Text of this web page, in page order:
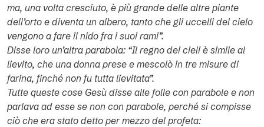
ma, una volta cresciuto, è più grande delle altre piante
dell’orto e diventa un albero, tanto che gli uccelli del cielo
vengono a fare il nido fra i suoi rami”.
Disse loro un’altra parabola: “Il regno dei cieli è simile al
lievito, che una donna prese e mescolò in tre misure di
farina, finché non fu tutta lievitata”.
Tutte queste cose Gesù disse alle folle con parabole e non
parlava ad esse se non con parabole, perché si compisse
ciò che era stato detto per mezzo del profeta: